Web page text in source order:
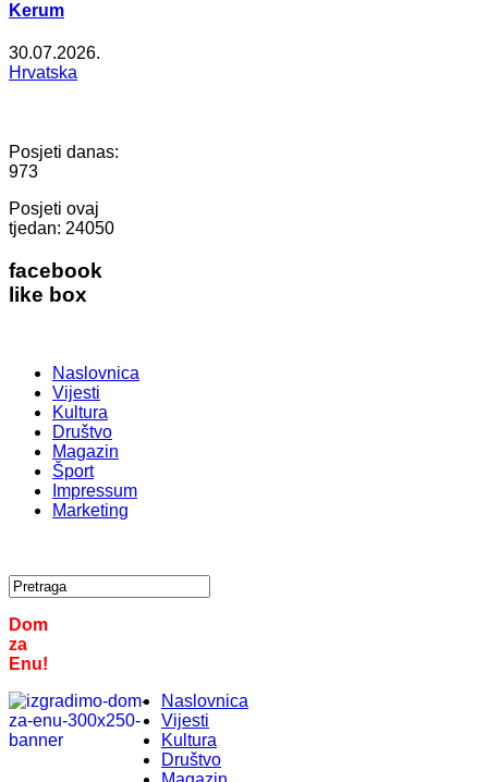
Kerum
30.07.2026.
Hrvatska
Posjeti danas:
973
Posjeti ovaj
tjedan: 24050
facebook
like box
Naslovnica
Vijesti
Kultura
Društvo
Magazin
Šport
Impressum
Marketing
Dom
za
Enu!
Naslovnica
Vijesti
Kultura
Društvo